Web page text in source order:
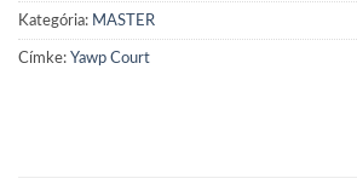
Kategória: MASTER
Címke: Yawp Court